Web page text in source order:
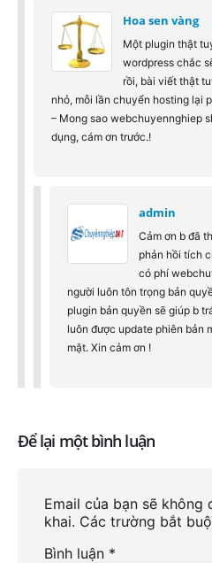
Hoa sen vàng
Một plugin thật
wordpress chắc
rồi, bài viết thật
nhỏ, mỗi lần chuyển hosting lại
– Mong sao webchuyennghiep
dụng, cám ơn trước.!
admin
Cảm ơn b đã
phản hồi tích
có phí
người luôn tôn trọng bản
plugin bản quyền sẽ giúp b
luôn được update phiên bản
mật. Xin cảm ơn !
Để lại một bình luận
Email của bạn sẽ không
khai. Các trường bắt
Bình luận *